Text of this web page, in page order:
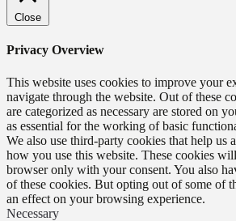
Close
Privacy Overview
This website uses cookies to improve your
navigate through the website. Out of these
are categorized as necessary are stored on
as essential for the working of basic
We also use third-party cookies that help us
how you use this website. These cookies
browser only with your consent. You also
of these cookies. But opting out of some of
an effect on your browsing experience.
Necessary